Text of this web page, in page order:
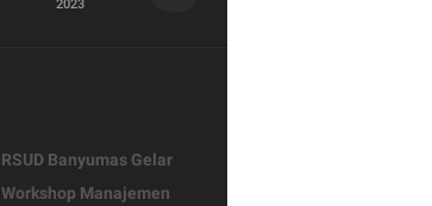
2023
RSUD Banyumas Gelar
Workshop Manajemen